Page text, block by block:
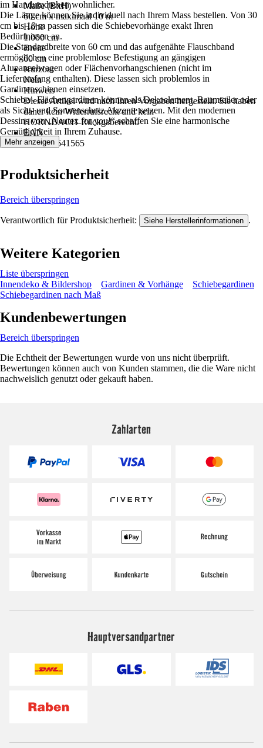
Maße (BxH)
60 cm x maximaal 10 m
Höhe
1.000 cm
Breite
60 cm
Kürzbar
Nein
Hinweis
Dieser Artikel wird nach Ihren Vorgaben hergestellt. Sie haben
daher kein Widerrufsrecht und kein
HORNBACH‑Rückgaberecht.
EAN
4006470641565
im Handumdrehen wohnlicher.
Die Länge können Sie individuell nach Ihrem Mass bestellen. Von 30
cm bis 10 m passen sich die Schiebevorhänge exakt Ihren
Bedürfnissen an.
Die Standardbreite von 60 cm und das aufgenähte Flauschband
ermöglichen eine problemlose Befestigung an gängigen
Alupaneelwagen oder Flächenvorhangschienen (nicht im
Lieferumfang enthalten). Diese lassen sich problemlos in
Gardinenschienen einsetzen.
Schiebe/- Flächengardinen können als Dekoelement, Raumteiler oder
als Sicht- und Sonnenschutz Akzente setzen. Mit den modernen
Dessins von „Neutex for you!“ schaffen Sie eine harmonische
Gemütlichkeit in Ihrem Zuhause.
Mehr anzeigen
Produktsicherheit
Bereich überspringen
Verantwortlich für Produktsicherheit: Siehe Herstellerinformationen .
Weitere Kategorien
Liste überspringen
Innendeko & Bildershop
Gardinen & Vorhänge
Schiebegardinen
Schiebegardinen nach Maß
Kundenbewertungen
Bereich überspringen
Die Echtheit der Bewertungen wurde von uns nicht überprüft.
Bewertungen können auch von Kunden stammen, die die Ware nicht
nachweislich genutzt oder gekauft haben.
Zahlarten
Hauptversandpartner